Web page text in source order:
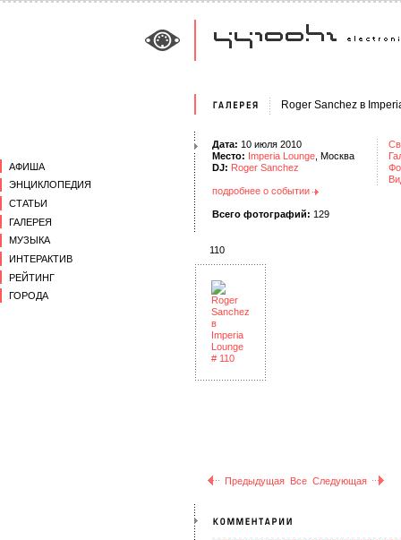
АФИША
ЭНЦИКЛОПЕДИЯ
СТАТЬИ
ГАЛЕРЕЯ
МУЗЫКА
ИНТЕРАКТИВ
РЕЙТИНГ
ГОРОДА
Roger Sanchez в
Дата: 10 июля 2010
Место: Imperia Lounge , Москва
DJ: Roger Sanchez
подробнее о событии
Всего фотографий: 129
110
Предыдущая Все Следующая